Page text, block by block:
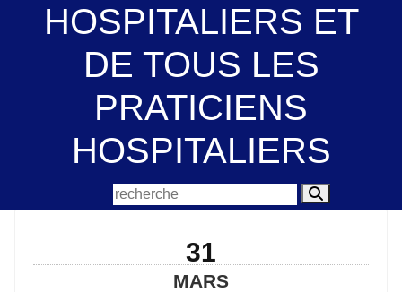
HOSPITALIERS ET
DE TOUS LES
PRATICIENS
HOSPITALIERS
31
MARS